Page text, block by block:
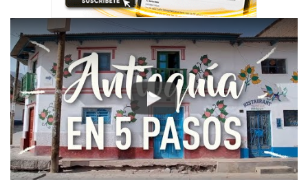
Play